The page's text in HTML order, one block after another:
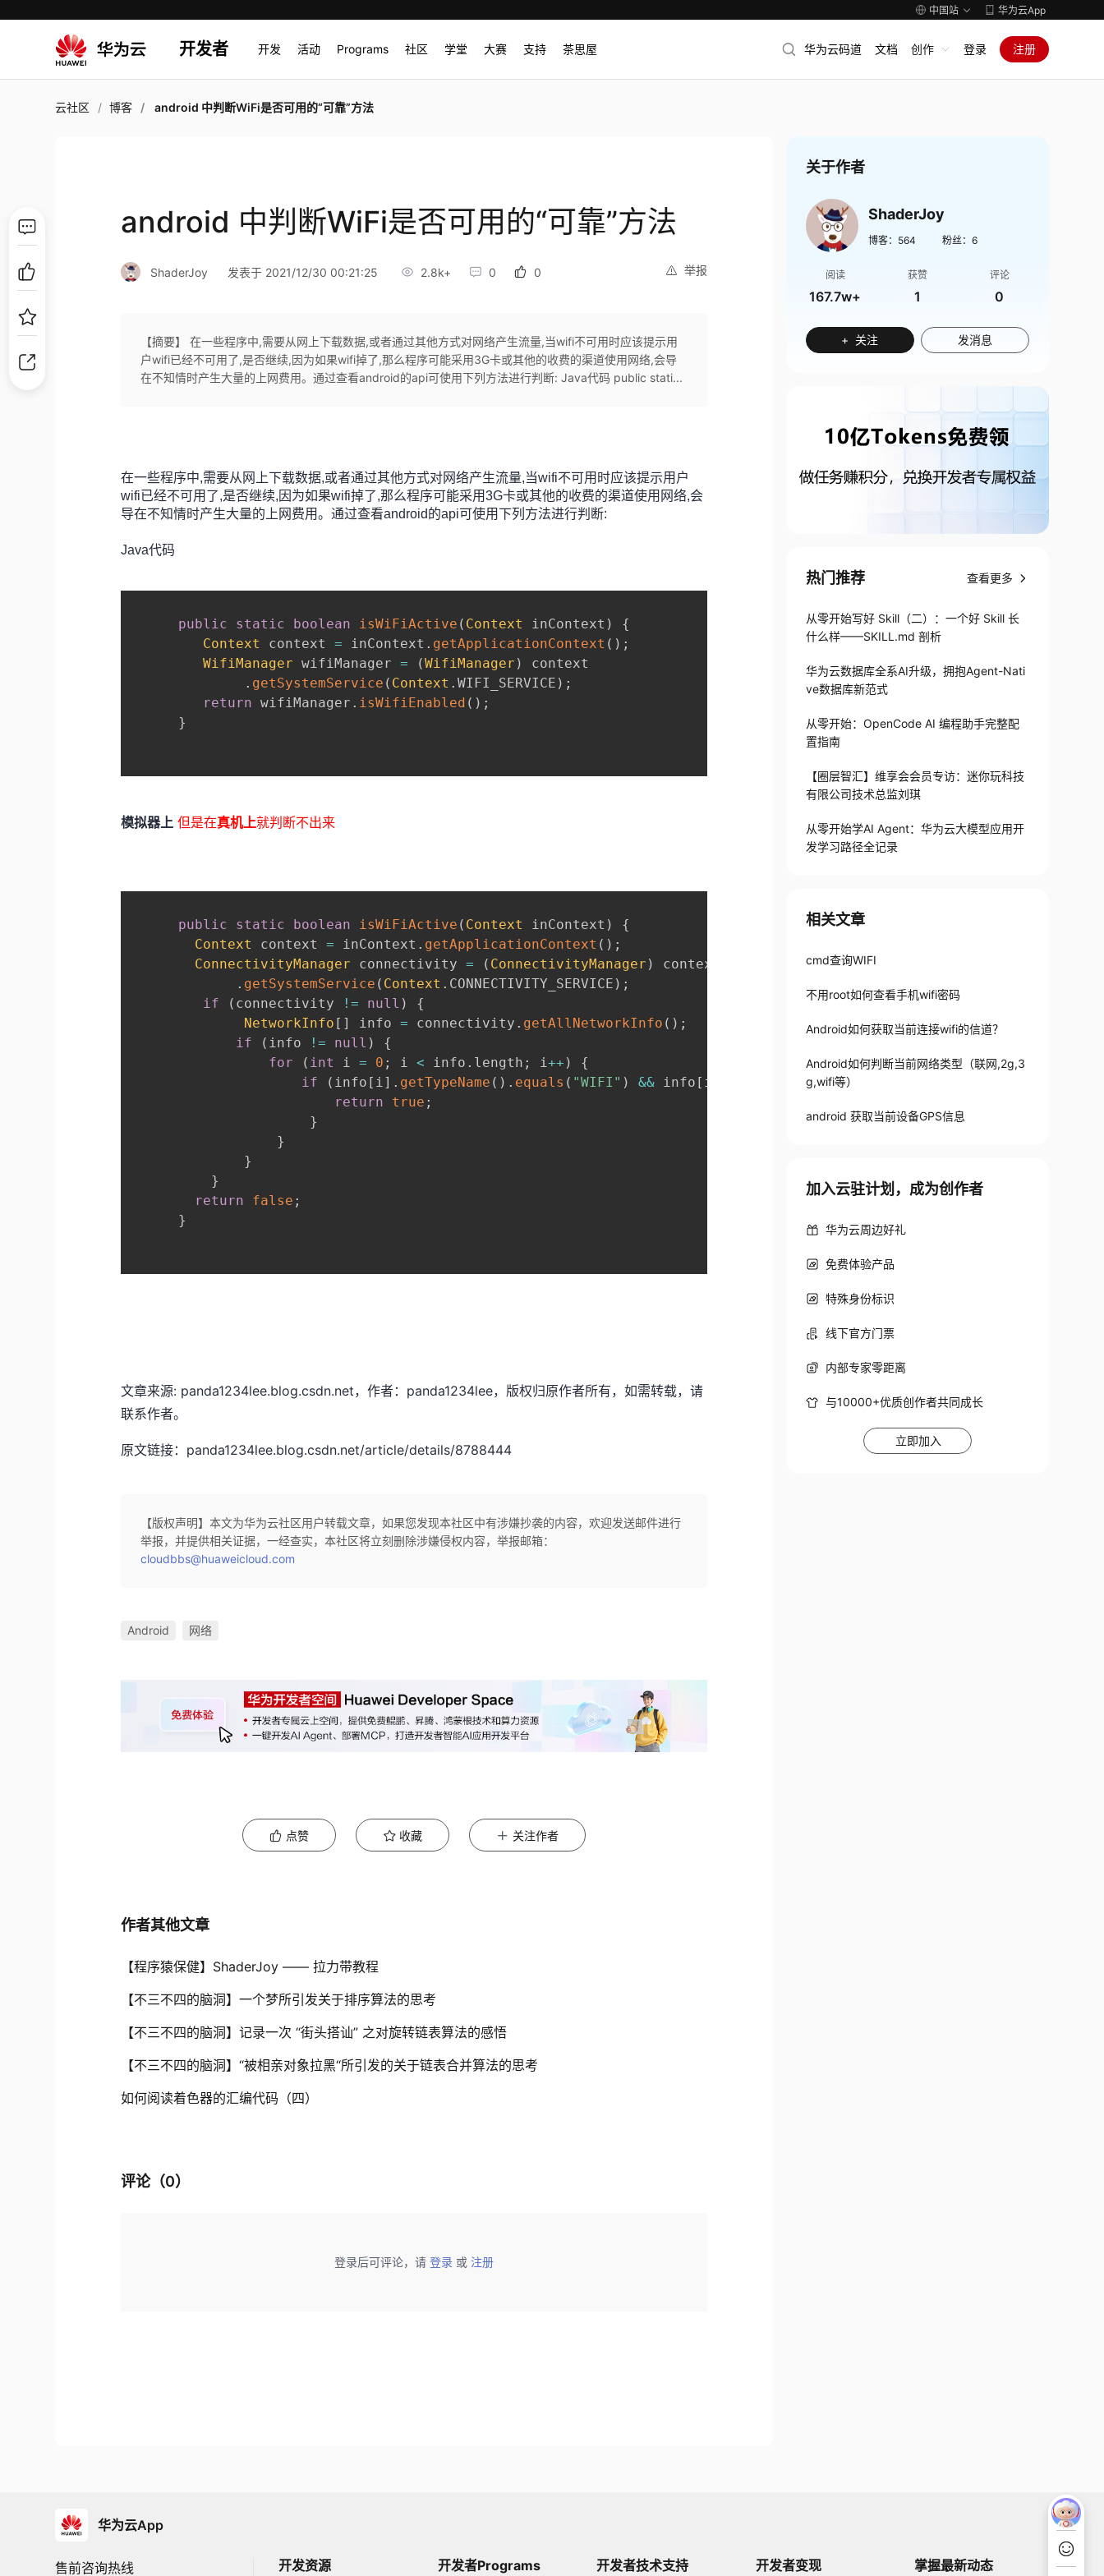
中国站 华为云App
开发者 开发 活动 Programs 社区 学堂 大赛 支持 茶思屋 华为云码道 文档 创作 登录 注册
云社区 博客 android 中判断WiFi是否可用的“可靠”方法
android 中判断WiFi是否可用的“可靠”方法
举报
ShaderJoy 发表于 2021/12/30 00:21:25 2.8k+ 0 0
【摘要】 在一些程序中,需要从网上下载数据,或者通过其他方式对网络产生流量,当wifi不可用时应该提示用
户wifi已经不可用了,是否继续,因为如果wifi掉了,那么程序可能采用3G卡或其他的收费的渠道使用网络,会导
在不知情时产生大量的上网费用。通过查看android的api可使用下列方法进行判断: Java代码 public stati...
在一些程序中,需要从网上下载数据,或者通过其他方式对网络产生流量,当wifi不可用时应该提示用户
wifi已经不可用了,是否继续,因为如果wifi掉了,那么程序可能采用3G卡或其他的收费的渠道使用网络,会
导在不知情时产生大量的上网费用。通过查看android的api可使用下列方法进行判断:
Java代码
public static boolean isWiFiActive ( Context inContext )
{
Context
context = inContext . getApplicationContext ( ) ;
WifiManager wifiManager = (WifiManager )
context
. getSystemService ( Context .WIFI_SERVICE ) ;
return wifiManager . isWifiEnabled ( ) ;
}
模拟器上 但是在真机上就判断不出来
public static boolean isWiFiActive ( Context inContext )
{
Context
context = inContext . getApplicationContext ( ) ;
ConnectivityManager connectivity = ( ConnectivityManager )
context
. getSystemService ( Context . CONNECTIVITY_SERVICE ) ;
if
( connectivity != null )
{
NetworkInfo [ ] info = connectivity . getAllNetworkInfo ( ) ;
if
( info != null )
{
for
( int i = 0 ; i < info . length ; i++ )
{
if
( info [ i] . getTypeName ( ) . equals ( "WIFI" ) && info [ i isConnected())
return
true ;
}
}
}
}
return
false ;
}
文章来源: panda1234lee.blog.csdn.net，作者：panda1234lee，版权归原作者所有，如需转载，请
联系作者。
原文链接：panda1234lee.blog.csdn.net/article/details/8788444
【版权声明】本文为华为云社区用户转载文章，如果您发现本社区中有涉嫌抄袭的内容，欢迎发送邮件进行
举报，并提供相关证据，一经查实，本社区将立刻删除涉嫌侵权内容，举报邮箱：
cloudbbs@huaweicloud.com
Android 网络
点赞 收藏 关注作者
作者其他文章
【程序猿保健】ShaderJoy —— 拉力带教程
【不三不四的脑洞】一个梦所引发关于排序算法的思考
【不三不四的脑洞】记录一次 “街头搭讪” 之对旋转链表算法的感悟
【不三不四的脑洞】“被相亲对象拉黑“所引发的关于链表合并算法的思考
如何阅读着色器的汇编代码（四）
评论（0）
登录后可评论，请 登录 或 注册
关于作者
ShaderJoy
博客： 564 粉丝： 6
阅读
167.7w+
获赞
1
评论
0
+ 关注 发消息
热门推荐 查看更多
从零开始写好 Skill（二）：一个好 Skill 长
什么样——SKILL.md 剖析
华为云数据库全系AI升级，拥抱Agent-Nati
ve数据库新范式
从零开始：OpenCode AI 编程助手完整配
置指南
【圈层智汇】维享会会员专访：迷你玩科技
有限公司技术总监刘琪
从零开始学AI Agent：华为云大模型应用开
发学习路径全记录
相关文章
cmd查询WIFI
不用root如何查看手机wifi密码
Android如何获取当前连接wifi的信道？
Android如何判断当前网络类型（联网,2g,3
g,wifi等）
android 获取当前设备GPS信息
加入云驻计划，成为创作者
华为云周边好礼
免费体验产品
特殊身份标识
线下官方门票
内部专家零距离
与10000+优质创作者共同成长
立即加入
华为云App
售前咨询热线 开发资源 开发者Programs 开发者技术支持 开发者变现 掌握最新动态